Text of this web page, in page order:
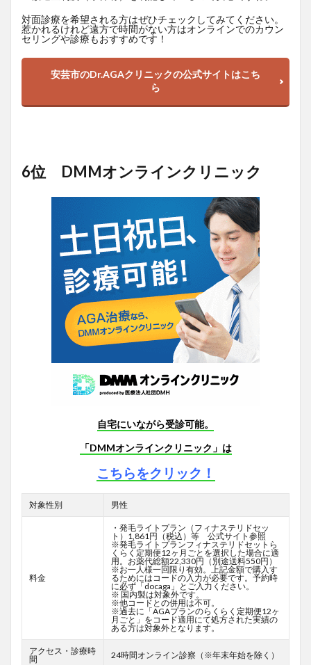
対面診療を希望される方はぜひチェックしてみてください。
惹かれるけれど遠方で時間がない方はオンラインでのカウン
セリングや診療もおすすめです！
安芸市のDr.AGAクリニックの公式サイトはこち
ら
6位 DMMオンラインクリニック
自宅にいながら受診可能。
「DMMオンラインクリニック」は
こちらをクリック！
対象性別 男性
料金
・発毛ライトプラン（フィナステリドセッ
ト）1,861円（税込）等 公式サイト参照
※発毛ライトプランフィナステリドセットら
くらく定期便12ヶ月ごとを選択した場合に適
用。お薬代総額22,330円（別途送料550円）
※お一人様一回限り有効。上記金額で購入す
るためにはコードの入力が必要です。予約時
に必ず「docaga」とご入力ください。
※ 国内製は対象外です。
※他コードとの併用は不可。
※過去に「AGAプランのらくらく定期便12ヶ
月ごと」をコード適用にて処方された実績の
ある方は対象外となります。
アクセス・診療時
間
24時間オンライン診察（※年末年始を除く）